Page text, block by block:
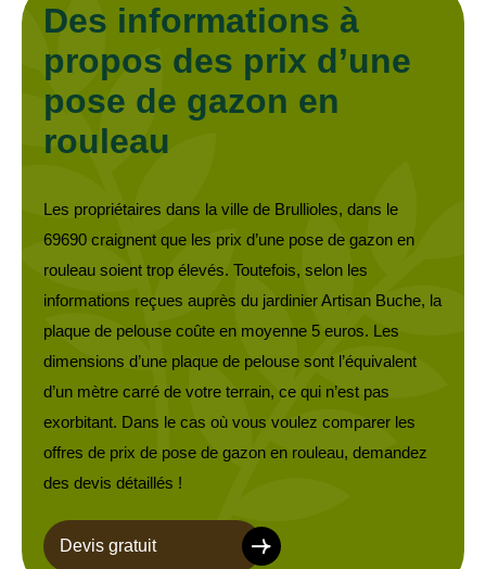
Des informations à
propos des prix d’une
pose de gazon en
rouleau
Les propriétaires dans la ville de Brullioles, dans le
69690 craignent que les prix d’une pose de gazon en
rouleau soient trop élevés. Toutefois, selon les
informations reçues auprès du jardinier Artisan Buche, la
plaque de pelouse coûte en moyenne 5 euros. Les
dimensions d’une plaque de pelouse sont l’équivalent
d’un mètre carré de votre terrain, ce qui n’est pas
exorbitant. Dans le cas où vous voulez comparer les
offres de prix de pose de gazon en rouleau, demandez
des devis détaillés !
Devis gratuit